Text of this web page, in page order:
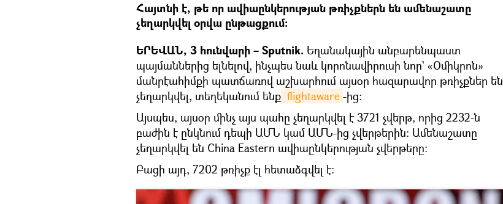
Հայտնի է, թե որ ավիաընկերության թռիչքներն են ամենաշատը
չեղարկվել օրվա ընթացքում։
ԵՐԵՎԱՆ, 3 հունվարի – Sputnik. Եղանակային անբարենպաստ
պայմաններից ելնելով, ինչպես նաև կորոնավիրուսի նոր` «Օմիկրոն»
մանրէահիմքի պատճառով աշխարհում այսօր հազարավոր թռիչքներ են
չեղարկվել, տեղեկանում ենք flightaware -ից։
Այսպես, այսօր մինչ այս պահը չեղարկվել է 3721 չվերթ, որից 2232-ն
բաժին է ընկնում դեպի ԱՄՆ կամ ԱՄՆ-ից չվերթերին։ Ամենաշատը
չեղարկվել են China Eastern ավիաընկերության չվերթերը։
Բացի այդ, 7202 թռիչք էլ հետաձգվել է։